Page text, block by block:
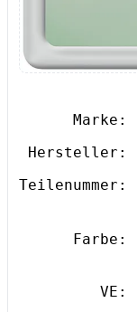
Marke:
Hersteller:
Teilenummer:
Farbe:
VE: